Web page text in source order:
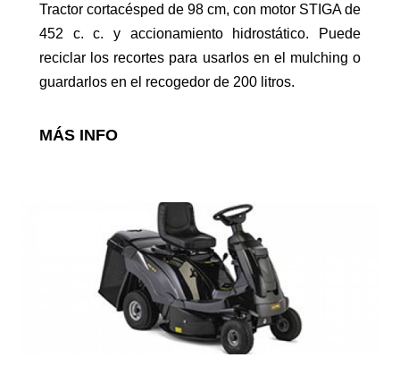
Otros aperos
Tractor cortacésped de 98 cm, con motor STIGA de
452 c. c. y accionamiento hidrostático. Puede
reciclar los recortes para usarlos en el mulching o
guardarlos en el recogedor de 200 litros.
MÁS INFO